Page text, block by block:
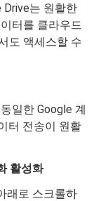
Drive는 원활한
터를 클라우드
도 액세스할 수
일한 Google 계
터 전송이 원활
활성화
래로 스크롤하